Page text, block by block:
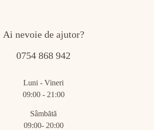
Ai nevoie de ajutor?
0754 868 942
Luni - Vineri
09:00 - 21:00
Sâmbătă
09:00- 20:00